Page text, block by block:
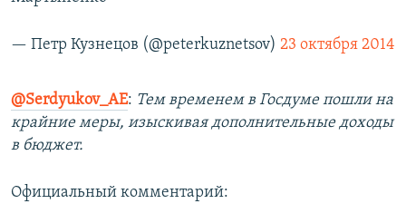
— Петр Кузнецов (@peterkuznetsov) 23 октября 2014
@Serdyukov_AE: Тем временем в Госдуме пошли на
крайние меры, изыскивая дополнительные доходы
в бюджет.
Официальный комментарий: